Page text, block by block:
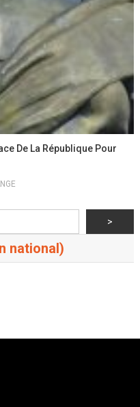
De La République Pour
>
national)